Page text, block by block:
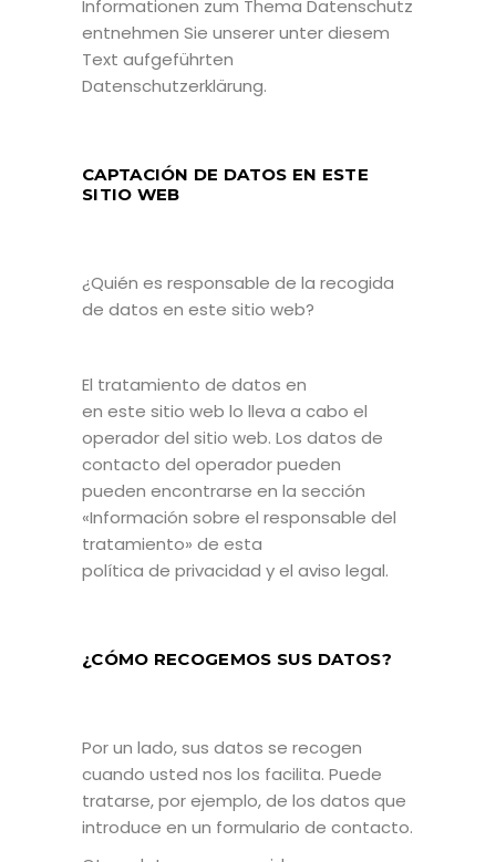
Informationen zum Thema Datenschutz
entnehmen Sie unserer unter diesem
Text aufgeführten
Datenschutzerklärung.
CAPTACIÓN DE DATOS EN ESTE
SITIO WEB
¿Quién es responsable de la recogida
de datos en este sitio web?
El tratamiento de datos en
en este sitio web lo lleva a cabo el
operador del sitio web. Los datos de
contacto del operador pueden
pueden encontrarse en la sección
«Información sobre el responsable del
tratamiento» de esta
política de privacidad y el aviso legal.
¿CÓMO RECOGEMOS SUS DATOS?
Por un lado, sus datos se recogen
cuando usted nos los facilita. Puede
tratarse, por ejemplo, de los datos que
introduce en un formulario de contacto.